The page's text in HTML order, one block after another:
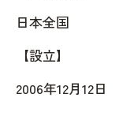
日本全国
【設立】
2006年12月12日